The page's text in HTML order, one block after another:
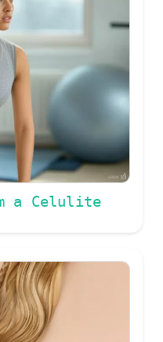
a Celulite